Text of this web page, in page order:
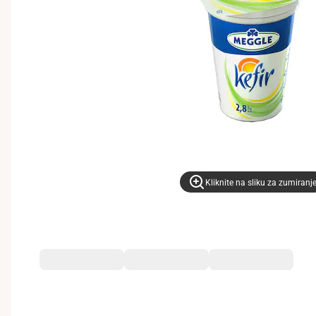
Kliknite na sliku za zumiranje